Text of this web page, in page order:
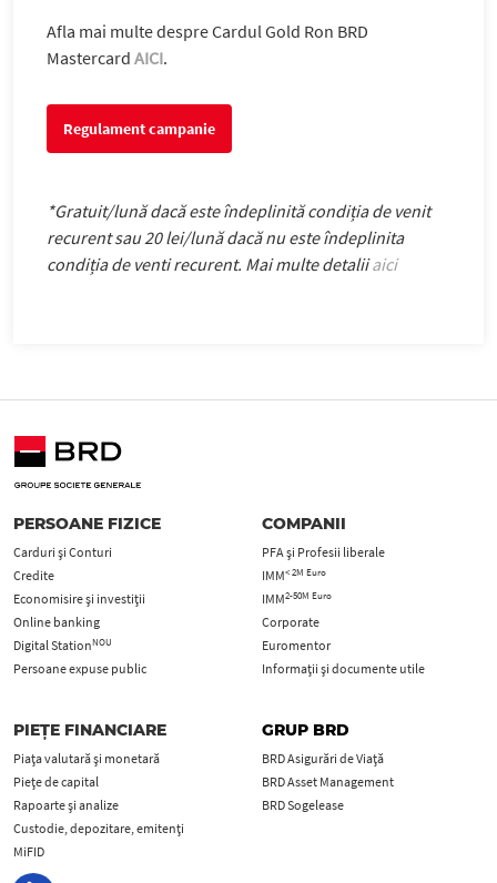
Afla mai multe despre Cardul Gold Ron BRD
Mastercard AICI.
Regulament campanie
*Gratuit/lună dacă este îndeplinită condiția de venit
recurent sau 20 lei/lună dacă nu este îndeplinita
condiția de venti recurent. Mai multe detaliiaici
PERSOANE FIZICE
Carduri şi Conturi
Credite
Economisire și investiții
Online banking
Digital StationNOU
Persoane expuse public
COMPANII
PFA şi Profesii liberale
IMM< 2M Euro
IMM2-50M Euro
Corporate
Euromentor
Informații și documente utile
PIEȚE FINANCIARE
Piața valutară și monetară
Piețe de capital
Rapoarte și analize
Custodie, depozitare, emitenți
MiFID
GRUP BRD
BRD Asigurări de Viață
BRD Asset Management
BRD Sogelease